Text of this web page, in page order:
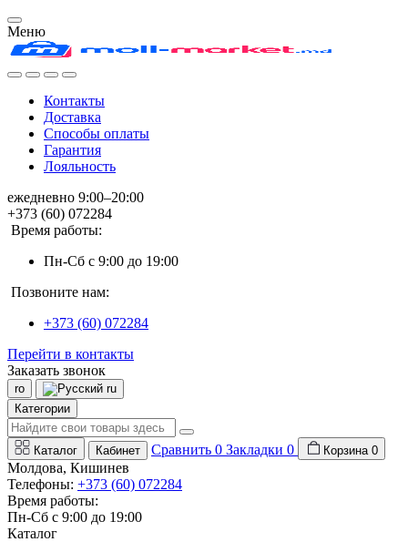
Меню
Контакты
Доставка
Способы оплаты
Гарантия
Лояльность
ежедневно 9:00–20:00
+373 (60) 072284
Время работы:
Пн-Сб с 9:00 до 19:00
Позвоните нам:
+373 (60) 072284
Перейти в контакты
Заказать звонок
ro
ru
Категории
Каталог Кабинет Сравнить 0 Закладки 0 Корзина 0
Молдова, Кишинев
Телефоны: +373 (60) 072284
Время работы:
Пн-Сб с 9:00 до 19:00
Каталог